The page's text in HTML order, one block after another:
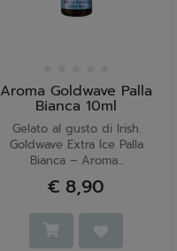
Aroma Goldwave Palla
Bianca 10ml
Gelato al gusto di Irish.
Goldwave Extra Ice Palla
Bianca – Aroma...
€ 8,90